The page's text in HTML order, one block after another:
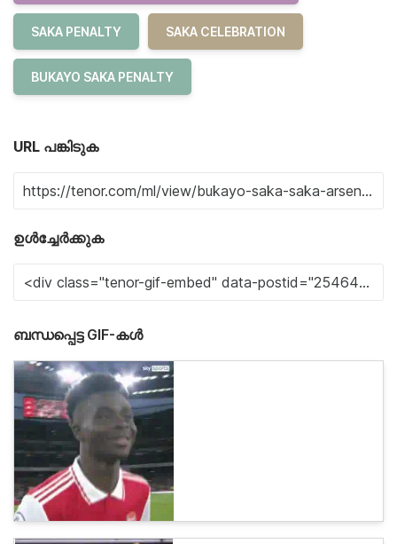
SAKA PENALTY SAKA CELEBRATION
BUKAYO SAKA PENALTY
URL പങ്കിടുക
ഉൾച്ചേർക്കുക
ബന്ധപ്പെട്ട GIF-കൾ